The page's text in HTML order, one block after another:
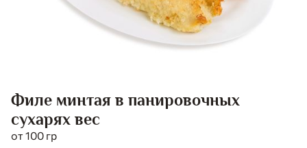
Филе минтая в панировочных
сухарях вес
от 100 гр